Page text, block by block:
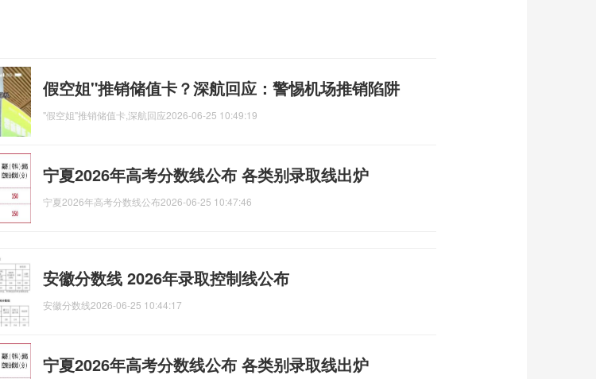
假空姐"推销储值卡？深航回应：警惕机场推销陷阱
"假空姐"推销储值卡,深航回应2026-06-25 10:49:19
宁夏2026年高考分数线公布 各类别录取线出炉
宁夏2026年高考分数线公布2026-06-25 10:47:46
安徽分数线 2026年录取控制线公布
安徽分数线2026-06-25 10:44:17
宁夏2026年高考分数线公布 各类别录取线出炉